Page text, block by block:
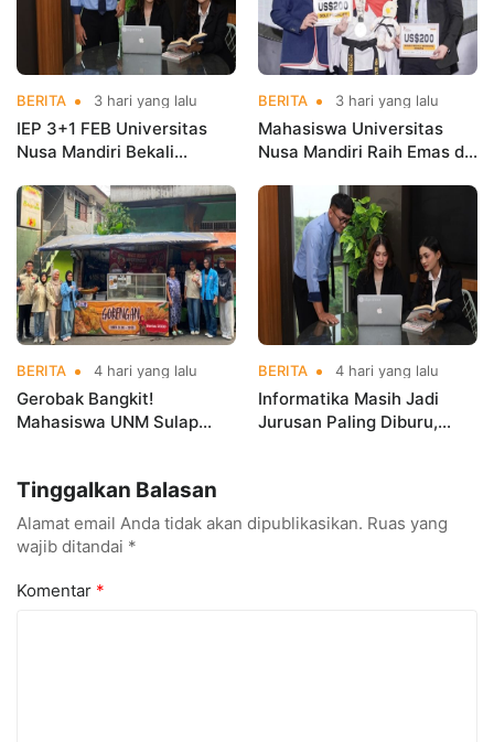
BERITA 3 hari yang lalu
IEP 3+1 FEB Universitas
Nusa Mandiri Bekali
Kerja Sebelum Lulus
BERITA 3 hari yang lalu
Mahasiswa Universitas
Nusa Mandiri Raih Emas di
Indonesia Open
Championships 2026
BERITA 4 hari yang lalu
Gerobak Bangkit!
Mahasiswa UNM Sulap
BERITA 4 hari yang lalu
Informatika Masih Jadi
Jurusan Paling Diburu,
Tinggalkan Balasan
Alamat email Anda tidak akan dipublikasikan. Ruas yang
wajib ditandai *
Komentar *